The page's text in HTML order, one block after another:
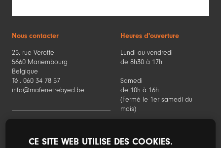
Nous contacter
25, rue Veroffe
5660 Mariembourg
Belgique
Tél. 060 34 78 57
info@mafenetrebyed.be
Heures d'ouverture
Lundi au vendredi
de 8h30 à 17h
Samedi
de 10h à 16h
(Fermé le 1er samedi du
mois)
CE SITE WEB UTILISE DES COOKIES.